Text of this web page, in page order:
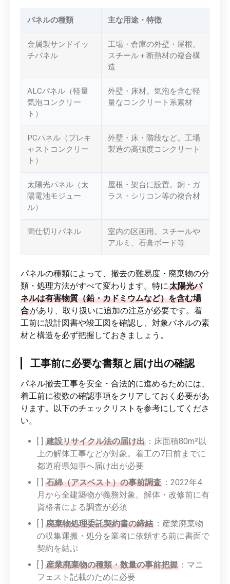
パネルの種類 主な用途・特徴
金属製サンドイッ
チパネル
工場・倉庫の外壁・屋根。
スチール＋断熱材の複合構
造
ALCパネル（軽量
気泡コンクリー
ト）
外壁・床材。気泡を含む軽
量なコンクリート系素材
PCパネル（プレキ
ャストコンクリー
ト）
外壁・床・階段など。工場
製造の高強度コンクリート
太陽光パネル（太
陽電池モジュー
ル）
屋根・架台に設置。銅・ガ
ラス・シリコン等の複合材
間仕切りパネル
室内の区画用。スチールや
アルミ、石膏ボード等
パネルの種類によって、撤去の難易度・廃棄物の分
類・処理方法がすべて変わります。特に太陽光パ
ネルは有害物質（鉛・カドミウムなど）を含む場
合があり、取り扱いに追加の注意が必要です。着
工前に設計図書や竣工図を確認し、対象パネルの素
材と構造を必ず把握しておきましょう。
工事前に必要な書類と届け出の確認
パネル撤去工事を安全・合法的に進めるためには、
着工前に複数の確認事項をクリアしておく必要があ
ります。以下のチェックリストを参考にしてくださ
い。
建設リサイクル法の届け出 ：床面積80m²以
上の解体工事などが対象。着工の7日前までに
都道府県知事へ届け出が必要
石綿（アスベスト）の事前調査 ：2022年4
月から全建築物が義務対象。解体・改修前に有
資格者による調査が必須
廃棄物処理委託契約書の締結 ：産業廃棄物
の収集運搬・処分を業者に依頼する前に書面で
契約を結ぶ
産業廃棄物の種類・数量の事前把握 ：マニ
フェスト記載のために必要